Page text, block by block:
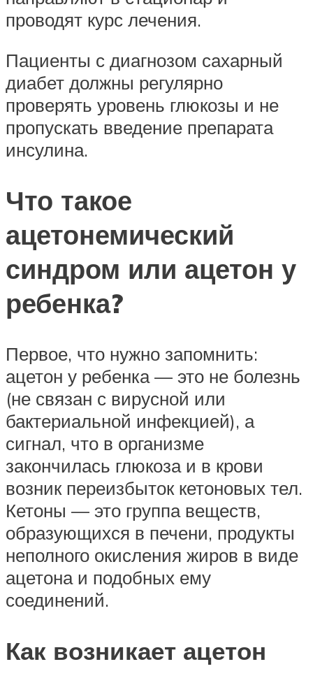
проводят курс лечения.
Пациенты с диагнозом сахарный
диабет должны регулярно
проверять уровень глюкозы и не
пропускать введение препарата
инсулина.
Что такое
ацетонемический
синдром или ацетон у
ребенка?
Первое, что нужно запомнить:
ацетон у ребенка — это не болезнь
(не связан с вирусной или
бактериальной инфекцией), а
сигнал, что в организме
закончилась глюкоза и в крови
возник переизбыток кетоновых тел.
Кетоны — это группа веществ,
образующихся в печени, продукты
неполного окисления жиров в виде
ацетона и подобных ему
соединений.
Как возникает ацетон